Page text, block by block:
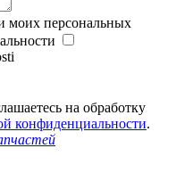
моих персональных
на обработку
конфиденциальности.